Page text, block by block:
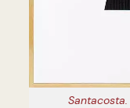
Santacosta.